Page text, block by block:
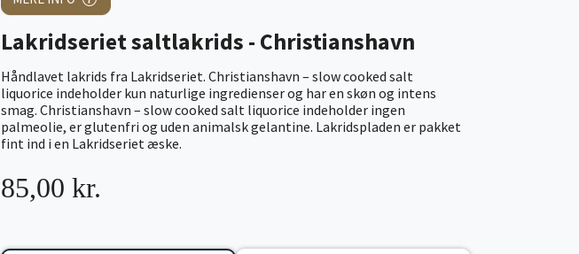
Lakridseriet saltlakrids - Christianshavn
Håndlavet lakrids fra Lakridseriet. Christianshavn – slow cooked salt
liquorice indeholder kun naturlige ingredienser og har en skøn og intens
smag. Christianshavn – slow cooked salt liquorice indeholder ingen
palmeolie, er glutenfri og uden animalsk gelantine. Lakridspladen er pakket
fint ind i en Lakridseriet æske.
85,00 kr.